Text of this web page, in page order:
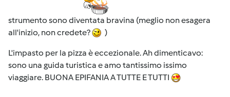
strumento sono diventata bravina (meglio non esagera
all'inizio, non credete?
)
L'impasto per la pizza è eccezionale. Ah dimenticavo:
sono una guida turistica e amo tantissimo issimo
viaggiare. BUONA EPIFANIA A TUTTE E TUTTI